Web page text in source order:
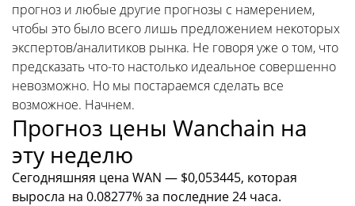
прогноз и любые другие прогнозы с намерением,
чтобы это было всего лишь предложением некоторых
экспертов/аналитиков рынка. Не говоря уже о том, что
предсказать что-то настолько идеальное совершенно
невозможно. Но мы постараемся сделать все
возможное. Начнем.
Прогноз цены Wanchain на
эту неделю
Сегодняшняя цена WAN — $0,053445, которая
выросла на 0.08277% за последние 24 часа.